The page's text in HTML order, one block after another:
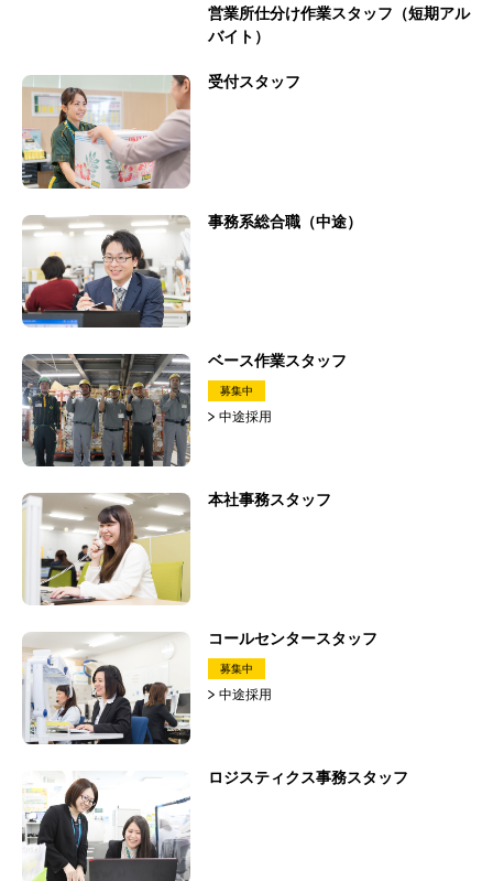
営業所仕分け作業スタッフ（短期アル
バイト）
受付スタッフ
事務系総合職（中途）
ベース作業スタッフ
募集中
中途採用
本社事務スタッフ
コールセンタースタッフ
募集中
中途採用
ロジスティクス事務スタッフ